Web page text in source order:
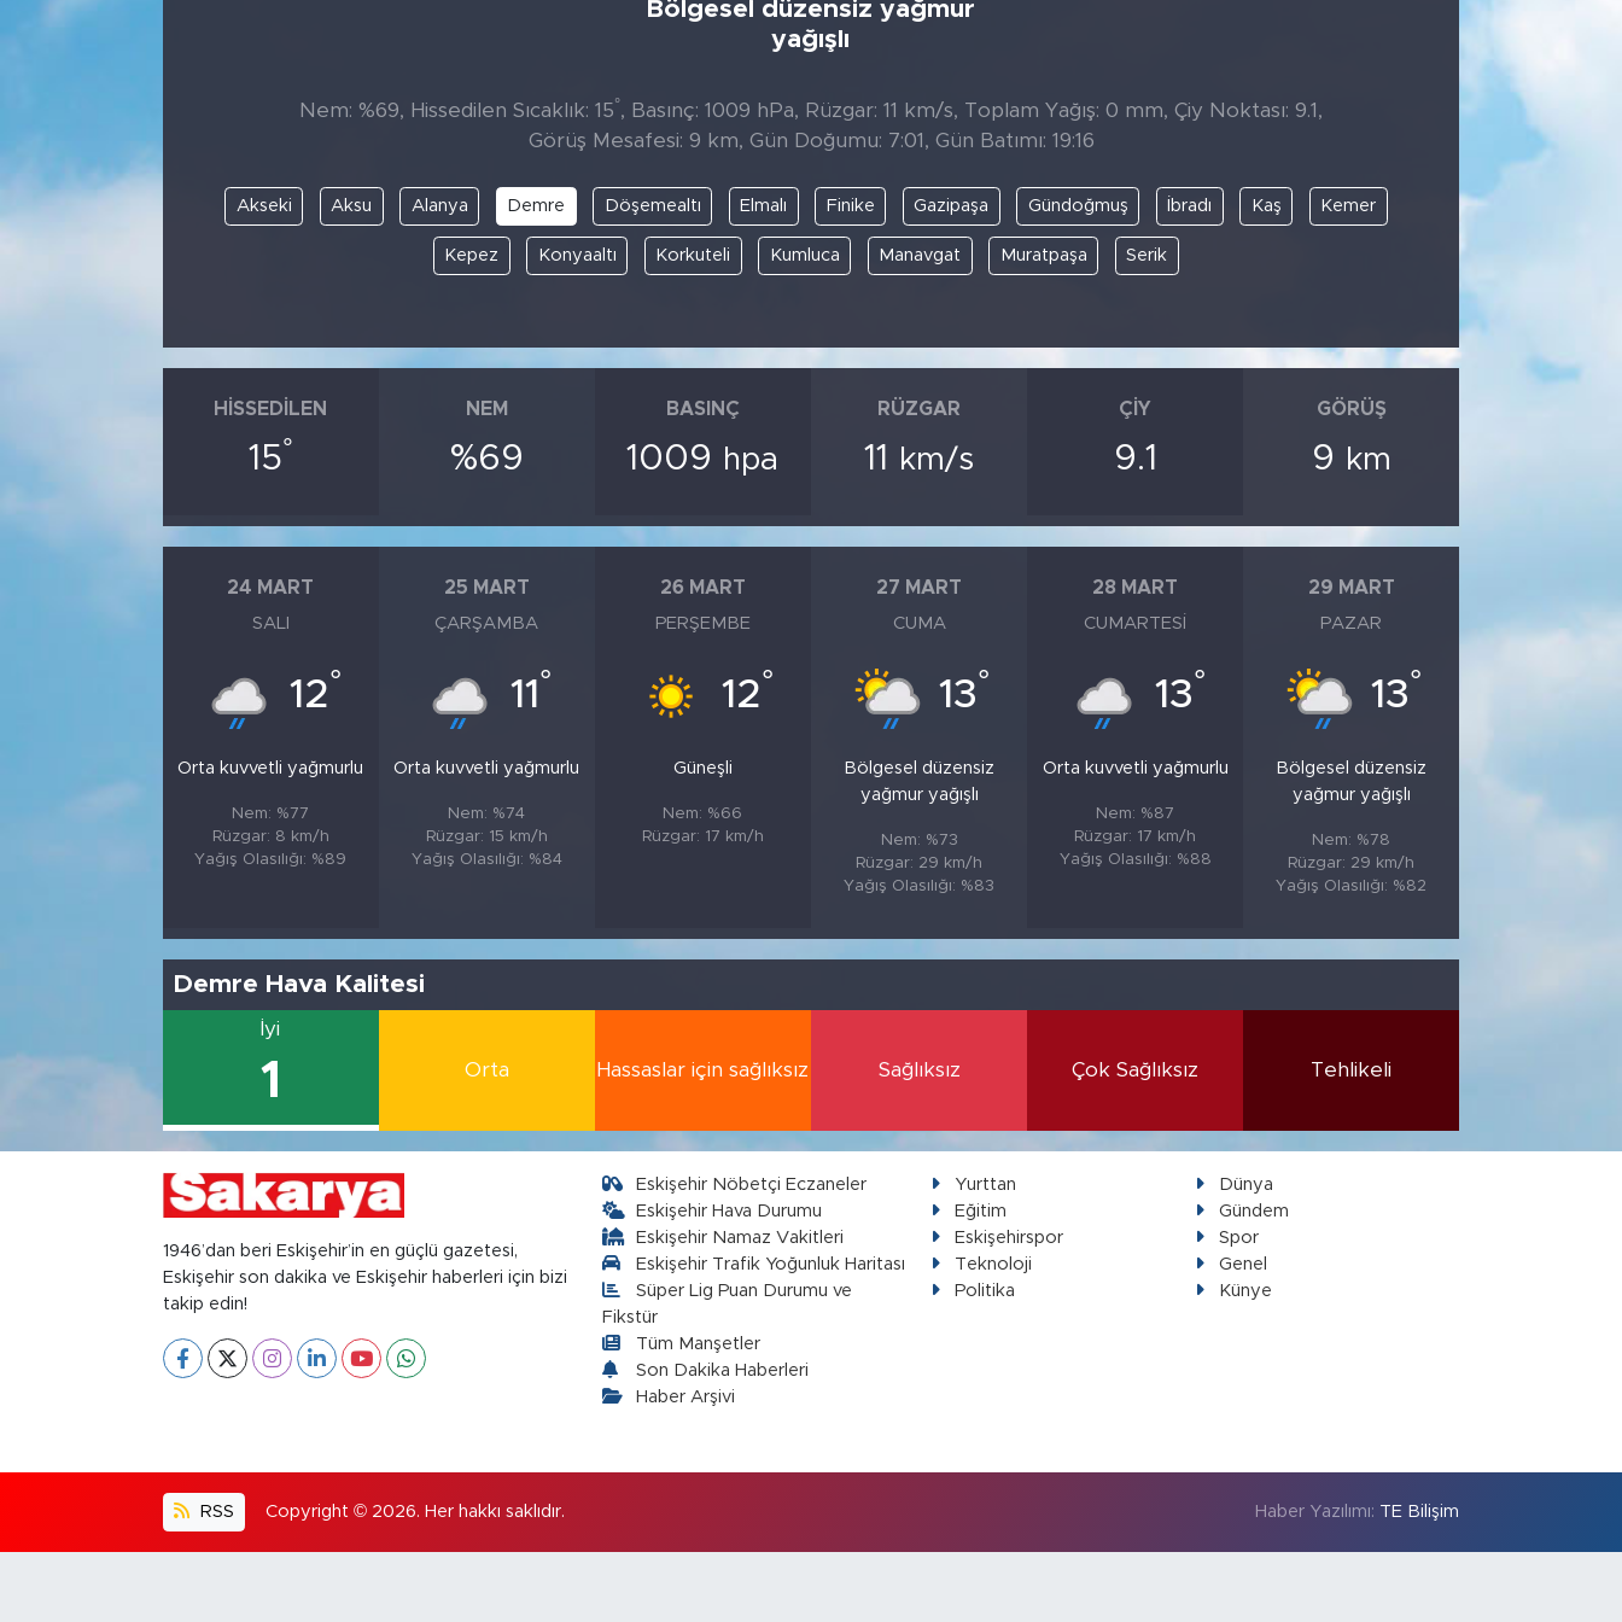
Bölgesel düzensiz yağmur
yağışlı
Nem: %69, Hissedilen Sıcaklık: 15°, Basınç: 1009 hPa, Rüzgar: 11 km/s, Toplam Yağış: 0 mm, Çiy Noktası: 9.1,
Görüş Mesafesi: 9 km, Gün Doğumu: 7:01, Gün Batımı: 19:16
Akseki Aksu Alanya Demre Döşemealtı Elmalı Finike Gazipaşa Gündoğmuş İbradı Kaş Kemer
Kepez Konyaaltı Korkuteli Kumluca Manavgat Muratpaşa Serik
HISSEDILEN
15°
NEM
%69
BASINÇ
1009 hpa
RÜZGAR
11 km/s
ÇIY
9.1
GÖRÜŞ
9 km
24 MART
SALI
12°
Orta kuvvetli yağmurlu
Nem: %77
Rüzgar: 8 km/h
Yağış Olasılığı: %89
25 MART
ÇARŞAMBA
11 °
Orta kuvvetli yağmurlu
Nem: %74
Rüzgar: 15 km/h
Yağış Olasılığı: %84
26 MART
PERŞEMBE
12°
Güneşli
Nem: %66
Rüzgar: 17 km/h
27 MART
CUMA
13°
Bölgesel düzensiz
yağmur yağışlı
Nem: %73
Rüzgar: 29 km/h
Yağış Olasılığı: %83
28 MART
CUMARTESI
13°
Orta kuvvetli yağmurlu
Nem: %87
Rüzgar: 17 km/h
Yağış Olasılığı: %88
29 MART
PAZAR
13°
Bölgesel düzensiz
yağmur yağışlı
Nem: %78
Rüzgar: 29 km/h
Yağış Olasılığı: %82
Demre Hava Kalitesi
İyi
1 Orta Hassaslar için sağlıksız Sağlıksız Çok Sağlıksız Tehlikeli
1946’dan beri Eskişehir’in en güçlü gazetesi,
Eskişehir son dakika ve Eskişehir haberleri için bizi
takip edin!
Eskişehir Nöbetçi Eczaneler
Eskişehir Hava Durumu
Eskişehir Namaz Vakitleri
Eskişehir Trafik Yoğunluk Haritası
Süper Lig Puan Durumu ve
Fikstür
Tüm Manşetler
Son Dakika Haberleri
Haber Arşivi
Yurttan
Dünya
Eğitim
Gündem
Eskişehirspor
Spor
Teknoloji
Genel
Politika
Künye
RSS Copyright © 2026. Her hakkı saklıdır. Haber Yazılımı: TE Bilişim
Söyleşi